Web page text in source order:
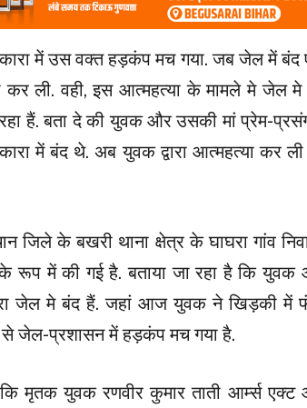
में उस वक्त हड़कंप मच गया. जब जेल में बंद
कर ली. वही, इस आत्महत्या के मामले मे जेल मे
हैं. बता दे की युवक और उसकी मां प्रेम-
में बंद थे. अब युवक द्वारा आत्महत्या कर ली
जिले के बखरी थाना क्षेत्र के घाघरा गांव
के रूप में की गई है. बताया जा रहा है कि युवक
जेल मे बंद हैं. जहां आज युवक ने खिड़की में
जेल-प्रशासन में हड़कंप मच गया है.
मृतक युवक रणवीर कुमार ताती आर्म्स एक्ट